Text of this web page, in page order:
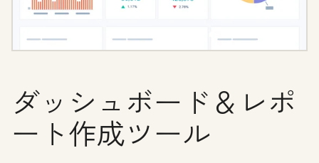
ダッシュボード＆レポ
ート作成ツール